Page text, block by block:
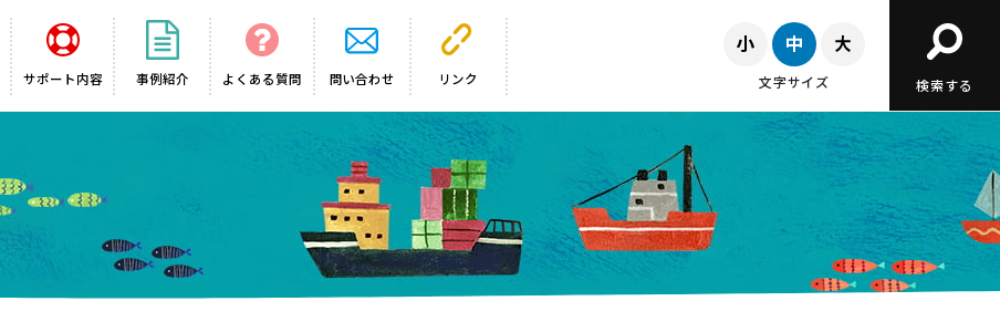
サポート内容 事例紹介 よくある質問 問い合わせ リンク 文字サイズ 検索する